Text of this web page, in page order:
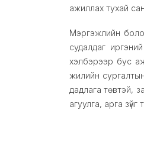
ажиллах тухай
Мэргэжлийн
судалдаг
хэлбэрээр бус
жилийн
дадлага төвтэй,
агуулга, арга